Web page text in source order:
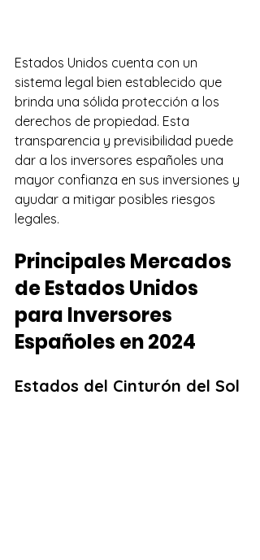
Estados Unidos cuenta con un
sistema legal bien establecido que
brinda una sólida protección a los
derechos de propiedad. Esta
transparencia y previsibilidad puede
dar a los inversores españoles una
mayor confianza en sus inversiones y
ayudar a mitigar posibles riesgos
legales.
Principales Mercados
de Estados Unidos
para Inversores
Españoles en 2024
Estados del Cinturón del Sol